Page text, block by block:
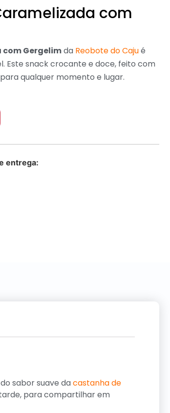
com
Gergelimda Reobote do Cajué
Este snack crocante e doce, feito com
qualquer momento e lugar.
entrega:
sabor suave dacastanha de
para compartilhar em